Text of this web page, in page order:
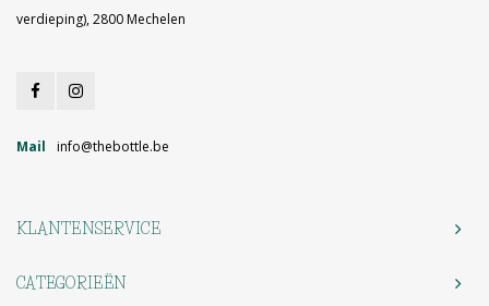
verdieping), 2800 Mechelen
Mail info@thebottle.be
KLANTENSERVICE
CATEGORIEËN